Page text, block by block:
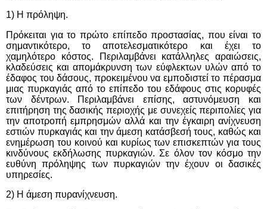
1) Η πρόληψη.
Πρόκειται για το πρώτο επίπεδο προστασίας, που είναι το
σημαντικότερο, το αποτελεσματικότερο και έχει το
χαμηλότερο κόστος. Περιλαμβάνει κατάλληλες αραιώσεις,
κλαδεύσεις και απομάκρυνση των εύφλεκτων υλών από το
έδαφος του δάσους, προκειμένου να εμποδιστεί το πέρασμα
μιας πυρκαγιάς από το επίπεδο του εδάφους στις κορυφές
των δέντρων. Περιλαμβάνει επίσης, αστυνόμευση και
επιτήρηση της δασικής περιοχής με συνεχείς περιπολίες για
την αποτροπή εμπρησμών αλλά και την έγκαιρη ανίχνευση
εστιών πυρκαγιάς και την άμεση κατάσβεσή τους, καθώς και
ενημέρωση του κοινού και κυρίως των επισκεπτών για τους
κινδύνους εκδήλωσης πυρκαγιών. Σε όλον τον κόσμο την
ευθύνη πρόληψης των πυρκαγιών την έχουν οι δασικές
υπηρεσίες.
2) Η άμεση πυρανίχνευση.